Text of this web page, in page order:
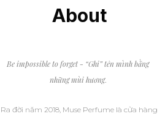
About
Be impossible to forget - “Ghi” tên mình bằng
những mùi hương.
Ra đời năm 2018, Muse Perfume là cửa hàng